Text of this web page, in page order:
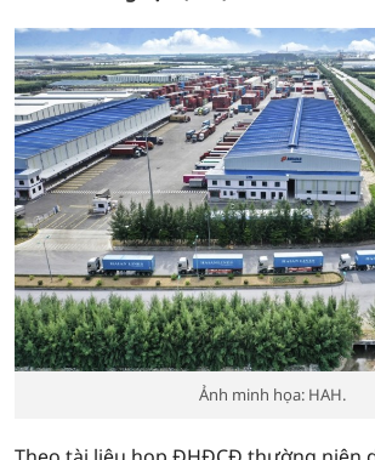
Ảnh minh họa: HAH.